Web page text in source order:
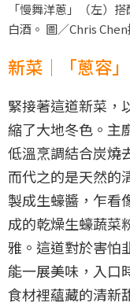
「慢舞洋蔥」（左）
白酒。 圖／Chris
新菜｜「蔥容」
緊接著這道新菜，
縮了大地冬色。主
低溫烹調結合炭燒
而代之的是天然的
製成生蠔醬，乍看
成的乾燥生蠔蔬菜
雅。這道對於害怕
能一展美味，入口
食材裡蘊藏的清新